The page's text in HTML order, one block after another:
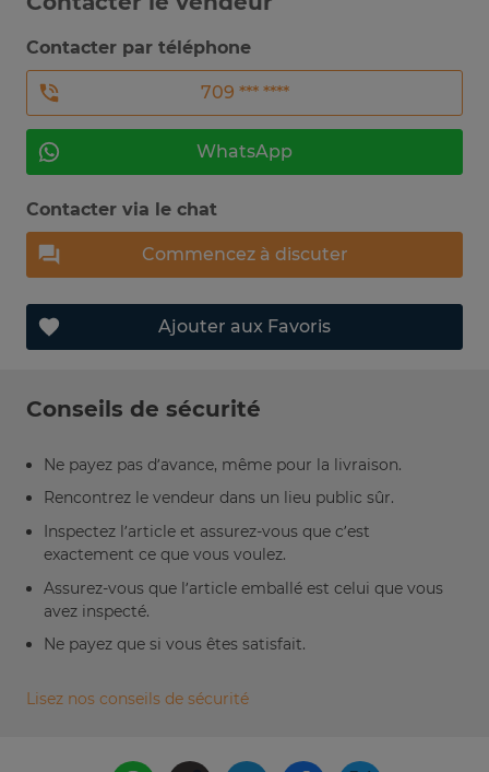
Contacter par téléphone
709 *** ****
WhatsApp
Contacter via le chat
Commencez à discuter
Ajouter aux Favoris
Conseils de sécurité
Ne payez pas d’avance, même pour la livraison.
Rencontrez le vendeur dans un lieu public sûr.
Inspectez l’article et assurez-vous que c’est
exactement ce que vous voulez.
Assurez-vous que l’article emballé est celui que vous
avez inspecté.
Ne payez que si vous êtes satisfait.
Lisez nos conseils de sécurité